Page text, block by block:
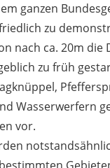
ganzen
zu
nach ca. 20m
zu früh
Wasserwerfern
vor.